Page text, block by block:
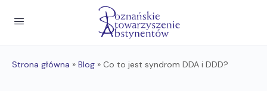
Strona główna » Blog » Co to jest syndrom DDA i DDD?